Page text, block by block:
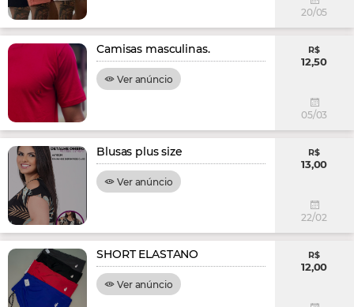
20/05
Camisas masculinas.
Ver anúncio
R$
12,50
05/03
Blusas plus size
Ver anúncio
R$
13,00
22/02
SHORT ELASTANO
Ver anúncio
R$
12,00